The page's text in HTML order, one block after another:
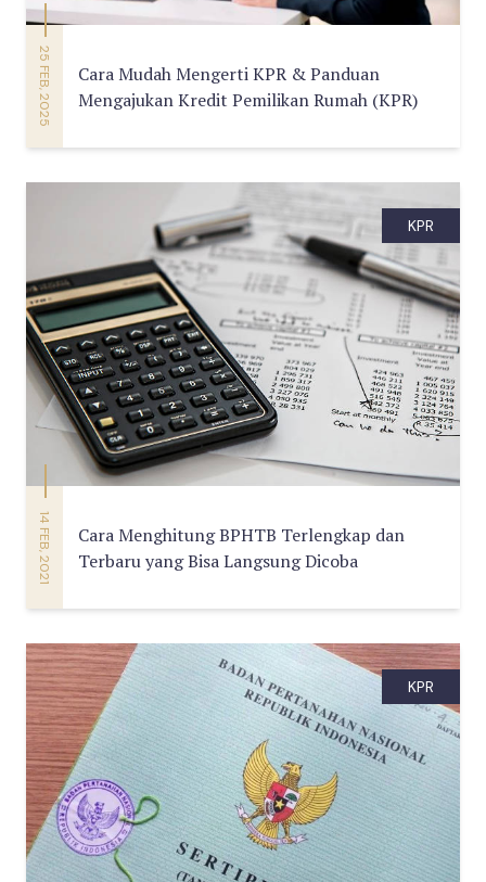
25 FEB, 2025
Cara Mudah Mengerti KPR & Panduan
Mengajukan Kredit Pemilikan Rumah (KPR)
KPR
14 FEB, 2021
Cara Menghitung BPHTB Terlengkap dan
Terbaru yang Bisa Langsung Dicoba
KPR